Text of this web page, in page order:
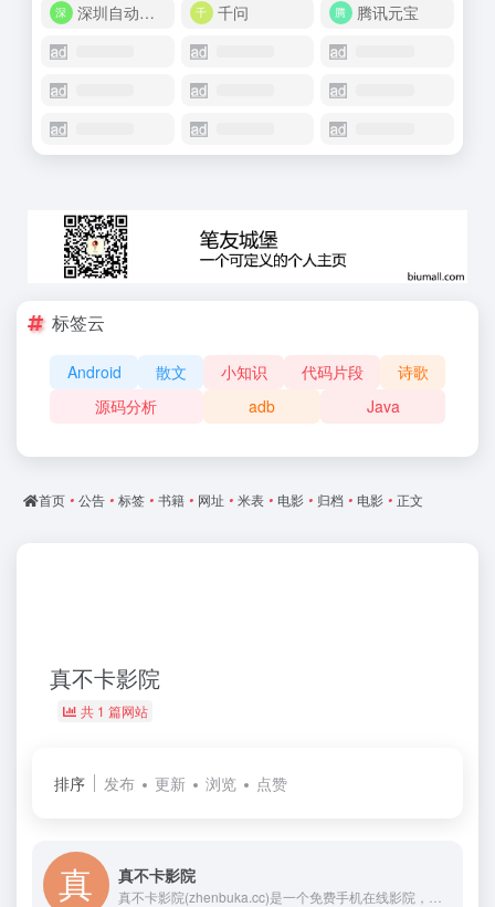
深圳自动化商城
千问 腾讯元宝
标签云
Android 散文 小知识 代码片段
诗歌
源码分析
adb Java
首页 • 公告 • 标签 • 书籍 • 网址 • 米表 • 电影 • 归档 • 电影 • 正文
真不卡影院
共 1 篇网站
排序 发布 更新 浏览 点赞
真不卡影院